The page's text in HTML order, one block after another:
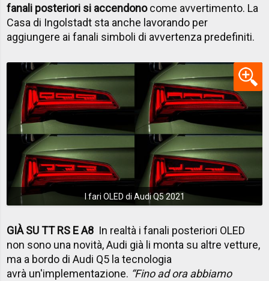
fanali posteriori si accendonocome avvertimento. La
Casa di Ingolstadt sta anche lavorando per
aggiungere ai fanali simboli di avvertenza predefiniti.
I fari OLED di Audi Q5 2021
GIÀ SU TT RS E A8 In realtà i fanali posteriori OLED
non sono una novità, Audi già li monta su altre vetture,
ma a bordo di Audi Q5 la tecnologia
avrà un'implementazione. “Fino ad ora abbiamo